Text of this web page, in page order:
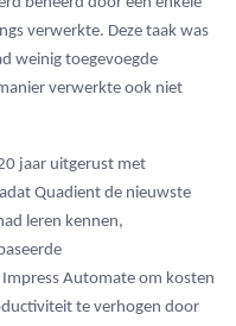
verwerkte. Deze taak was
weinig toegevoegde
verwerkte ook niet
jaar uitgerust met
Quadient de nieuwste
leren kennen,
Automate om kosten
te verhogen door